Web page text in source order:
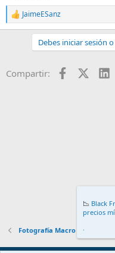
R
e
o
JaimeESanz
Debes iniciar sesión
Compartir: Facebook
X
Fotografía Macro
📉 Black
precios
.